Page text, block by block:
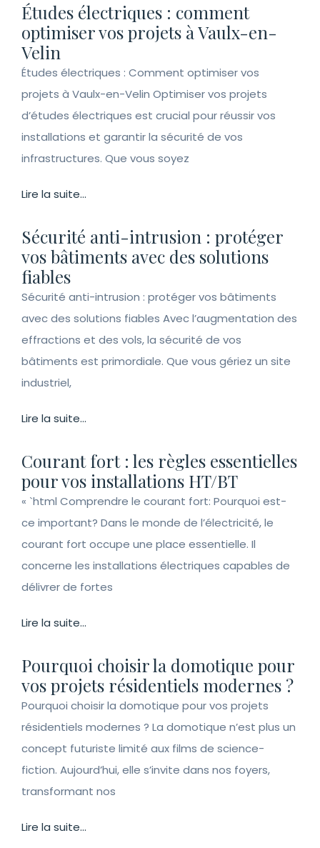
Études électriques : comment
optimiser vos projets à Vaulx-en-
Velin
Études électriques : Comment optimiser vos
projets à Vaulx-en-Velin Optimiser vos projets
d’études électriques est crucial pour réussir vos
installations et garantir la sécurité de vos
infrastructures. Que vous soyez
Lire la suite...
Sécurité anti-intrusion : protéger
vos bâtiments avec des solutions
fiables
Sécurité anti-intrusion : protéger vos bâtiments
avec des solutions fiables Avec l’augmentation des
effractions et des vols, la sécurité de vos
bâtiments est primordiale. Que vous gériez un site
industriel,
Lire la suite...
Courant fort : les règles essentielles
pour vos installations HT/BT
« `html Comprendre le courant fort: Pourquoi est-
ce important? Dans le monde de l’électricité, le
courant fort occupe une place essentielle. Il
concerne les installations électriques capables de
délivrer de fortes
Lire la suite...
Pourquoi choisir la domotique pour
vos projets résidentiels modernes ?
Pourquoi choisir la domotique pour vos projets
résidentiels modernes ? La domotique n’est plus un
concept futuriste limité aux films de science-
fiction. Aujourd’hui, elle s’invite dans nos foyers,
transformant nos
Lire la suite...